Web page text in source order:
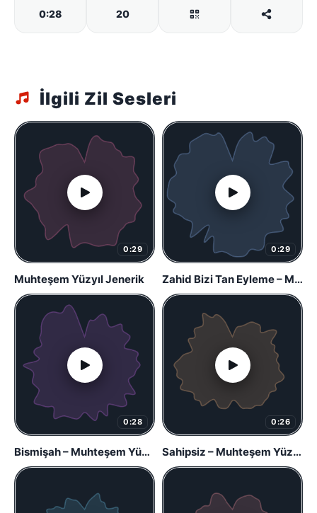
0:28 20
İlgili Zil Sesleri
0:29
Muhteşem Yüzyıl Jenerik
0:29
Zahid Bizi Tan Eyleme – Muhteşem Yüzyıl
0:28
Bismişah – Muhteşem Yüzyıl
0:26
Sahipsiz – Muhteşem Yüzyıl